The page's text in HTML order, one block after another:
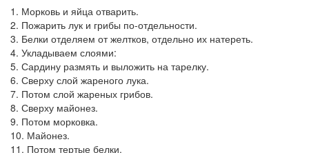
1. Морковь и яйца отварить.
2. Пожарить лук и грибы по-отдельности.
3. Белки отделяем от желтков, отдельно их натереть.
4. Укладываем слоями:
5. Сардину размять и выложить на тарелку.
6. Сверху слой жареного лука.
7. Потом слой жареных грибов.
8. Сверху майонез.
9. Потом морковка.
10. Майонез.
11. Потом тертые белки.